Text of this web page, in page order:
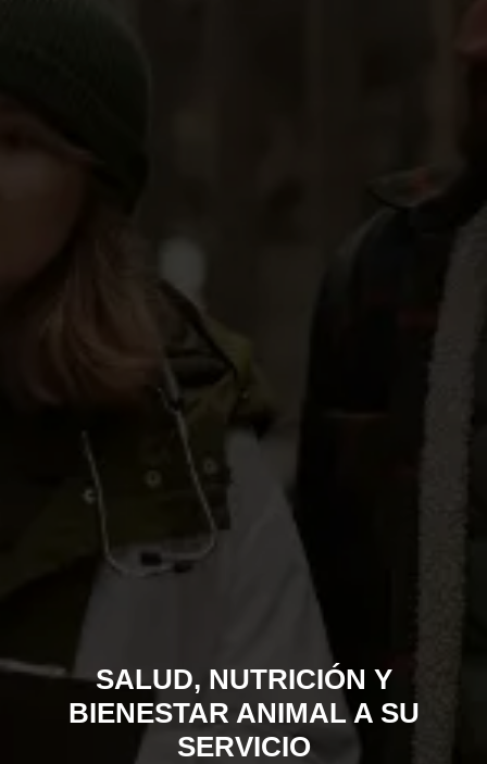
SALUD, NUTRICIÓN Y
BIENESTAR ANIMAL A SU
SERVICIO